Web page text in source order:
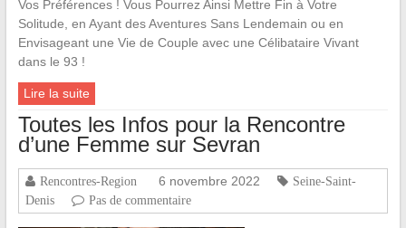
Vos Préférences ! Vous Pourrez Ainsi Mettre Fin à Votre
Solitude, en Ayant des Aventures Sans Lendemain ou en
Envisageant une Vie de Couple avec une Célibataire Vivant
dans le 93 !
Lire la suite
Toutes les Infos pour la Rencontre
d’une Femme sur Sevran
Rencontres-Region 6 novembre 2022
Seine-Saint-
Denis
Pas de commentaire